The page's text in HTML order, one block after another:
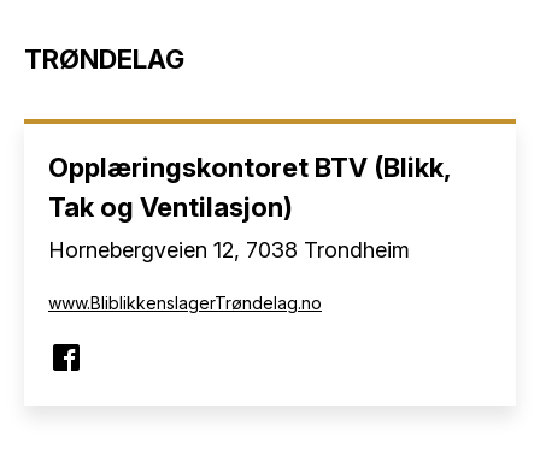
TRØNDELAG
Opplæringskontoret BTV (Blikk,
Tak og Ventilasjon)
Hornebergveien 12, 7038 Trondheim
www.BliblikkenslagerTrøndelag.no